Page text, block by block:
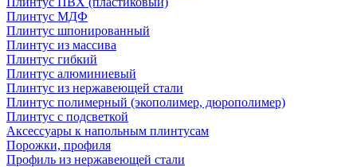
Плинтус МДФ
Плинтус шпонированный
Плинтус из массива
Плинтус гибкий
Плинтус алюминиевый
Плинтус из нержавеющей стали
Плинтус полимерный (экополимер, дюрополимер)
Плинтус с подсветкой
Аксессуары к напольным плинтусам
Порожки, профиля
Профиль из нержавеющей стали